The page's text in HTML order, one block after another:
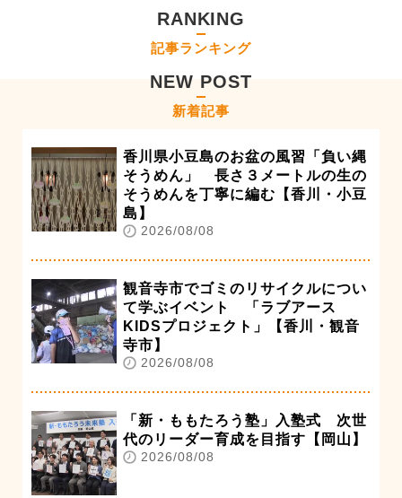
RANKING
記事ランキング
NEW POST
新着記事
香川県小豆島のお盆の風習「負い縄
そうめん」 長さ３メートルの生の
そうめんを丁寧に編む【香川・小豆
島】
2026/08/08
観音寺市でゴミのリサイクルについ
て学ぶイベント 「ラブアース
KIDSプロジェクト」【香川・観音
寺市】
2026/08/08
「新・ももたろう塾」入塾式 次世
代のリーダー育成を目指す【岡山】
2026/08/08